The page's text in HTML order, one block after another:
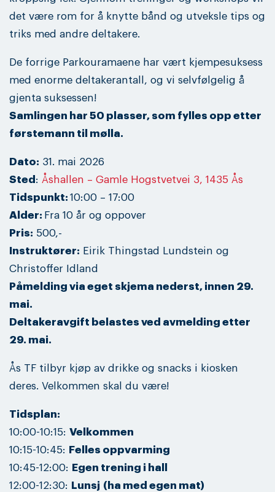
det være rom for å knytte bånd og utveksle tips og
triks med andre deltakere.
De forrige Parkouramaene har vært kjempesuksess
med enorme deltakerantall, og vi selvfølgelig å
gjenta suksessen!
Samlingen har 50 plasser, som fylles opp etter
førstemann til mølla.
Dato: 31. mai 2026
Sted : Åshallen – Gamle Hogstvetvei 3, 1435 Ås
Tidspunkt: 10:00 – 17:00
Alder: Fra 10 år og oppover
Pris: 500,-
Instruktører: Eirik Thingstad Lundstein og
Christoffer Idland
Påmelding via eget skjema nederst, innen 29.
mai.
Deltakeravgift belastes ved avmelding etter
29. mai.
Ås TF tilbyr kjøp av drikke og snacks i kiosken
deres. Velkommen skal du være!
Tidsplan:
10:00-10:15: Velkommen
10:15-10:45:
Felles oppvarming
10:45-12:00:
Egen trening i hall
12:00-12:30:
Lunsj (ha med egen mat)